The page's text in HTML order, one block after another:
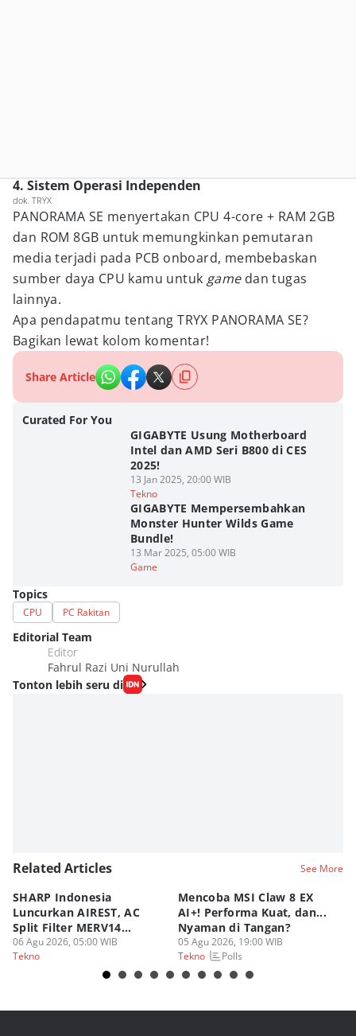
4. Sistem Operasi Independen
dok. TRYX
PANORAMA SE menyertakan CPU 4-core + RAM 2GB
dan ROM 8GB untuk memungkinkan pemutaran
media terjadi pada PCB onboard, membebaskan
sumber daya CPU kamu untuk game dan tugas
lainnya.
Apa pendapatmu tentang TRYX PANORAMA SE?
Bagikan lewat kolom komentar!
Share Article
Curated For You
GIGABYTE Usung Motherboard
Intel dan AMD Seri B800 di CES
2025!
13 Jan 2025, 20:00 WIB
Tekno
GIGABYTE Mempersembahkan
Monster Hunter Wilds Game
Bundle!
13 Mar 2025, 05:00 WIB
Game
Topics
CPU PC Rakitan
Editorial Team
Editor
Fahrul Razi Uni Nurullah
Tonton lebih seru di
Related Articles See More
SHARP Indonesia
Luncurkan AIREST, AC
Split Filter MERV14
Perdana!
06 Agu 2026, 05:00 WIB
Tekno
Mencoba MSI Claw 8 EX
AI+! Performa Kuat, dan...
Nyaman di Tangan?
05 Agu 2026, 19:00 WIB
Tekno
Polls